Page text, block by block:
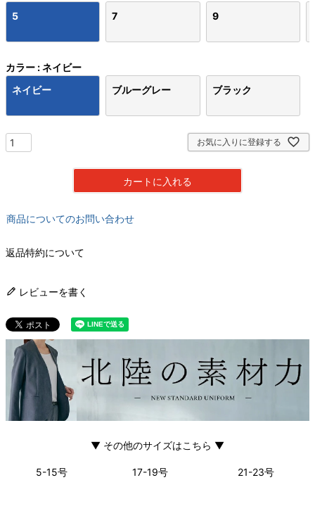
5
7 9
カラー ネイビー
ネイビー
ブルーグレー ブラック
お気に入りに登録する
カートに入れる
商品についてのお問い合わせ
返品特約について
レビューを書く
▼ その他のサイズはこちら ▼
5-15号 17-19号 21-23号